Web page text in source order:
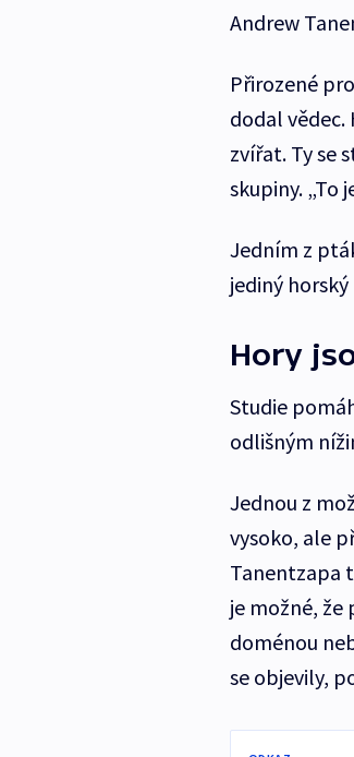
Andrew
Přirozené
dodal
zvířat. Ty se
skupiny. „To
Jedním z
jediný
Hory
Studie
odlišným
Jednou z
vysoko, ale
Tanentzapa
je možné, že
doménou
se objevily,